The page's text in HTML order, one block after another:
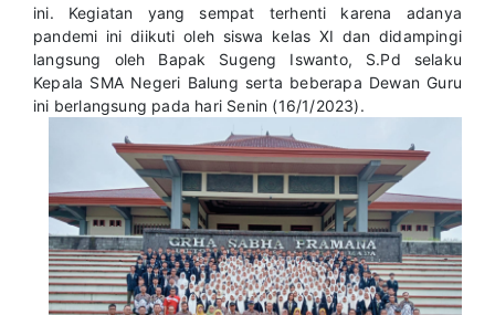
ini. Kegiatan yang sempat terhenti karena adanya
pandemi ini diikuti oleh siswa kelas XI dan didampingi
langsung oleh Bapak Sugeng Iswanto, S.Pd selaku
Kepala SMA Negeri Balung serta beberapa Dewan Guru
ini berlangsung pada hari Senin (16/1/2023).